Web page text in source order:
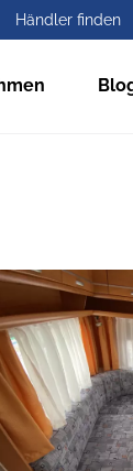
Händler finden